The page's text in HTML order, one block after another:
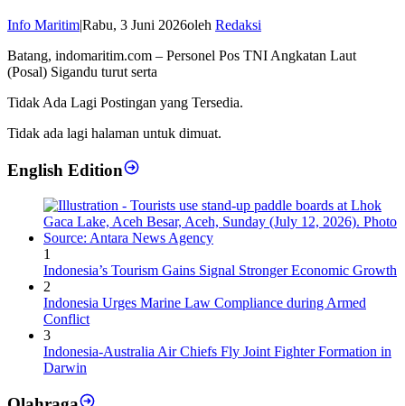
Info MaritimRabu, 3 Juni 2026oleh Redaksi
Batang, indomaritim.com – Personel Pos TNI Angkatan Laut
(Posal) Sigandu turut serta
Tidak Ada Lagi Postingan yang Tersedia.
Tidak ada lagi halaman untuk dimuat.
English Edition
1
Indonesia’s Tourism Gains Signal Stronger Economic Growth
2
Indonesia Urges Marine Law Compliance during Armed
Conflict
3
Indonesia-Australia Air Chiefs Fly Joint Fighter Formation in
Darwin